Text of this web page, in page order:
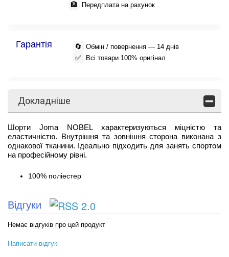
🏦 Передплата на рахунок
Гарантія 🔄 Обмін / повернення — 14 днів
✅ Всі товари 100% оригінал
Докладніше
Шорти Joma NOBEL характеризуються міцністю та
еластичністю. Внутрішня та зовнішня сторона виконана з
однакової тканини. Ідеально підходить для занять спортом
на професійному рівні.
100% поліестер
Відгуки
Немає відгуків про цей продукт
Написати відгук